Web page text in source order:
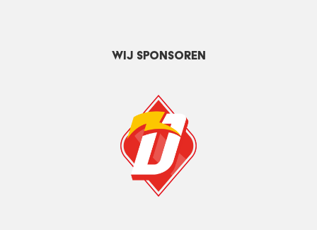
Wij sponsoren